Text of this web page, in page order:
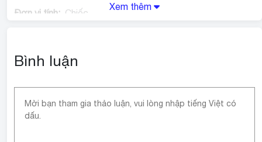
Đơn vị tính: Chiếc
https://drive.google.com/drive/folders/
usp=drive_link
Xem thêm
Bình luận